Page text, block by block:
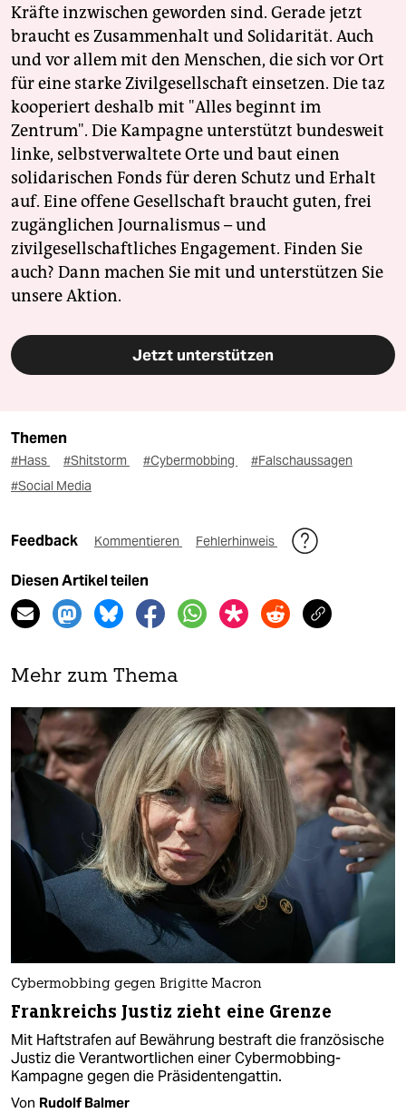
Kräfte inzwischen geworden sind. Gerade jetzt
braucht es Zusammenhalt und Solidarität. Auch
und vor allem mit den Menschen, die sich vor Ort
für eine starke Zivilgesellschaft einsetzen. Die taz
kooperiert deshalb mit "Alles beginnt im
Zentrum". Die Kampagne unterstützt bundesweit
linke, selbstverwaltete Orte und baut einen
solidarischen Fonds für deren Schutz und Erhalt
auf. Eine offene Gesellschaft braucht guten, frei
zugänglichen Journalismus – und
zivilgesellschaftliches Engagement. Finden Sie
auch? Dann machen Sie mit und unterstützen Sie
unsere Aktion.
Jetzt unterstützen
Themen
#Hass #Shitstorm #Cybermobbing
#Falschaussagen
#Social Media
Feedback Kommentieren Fehlerhinweis
Diesen Artikel teilen
Mehr zum Thema
Cybermobbing gegen Brigitte Macron
Frankreichs Justiz zieht eine Grenze
Mit Haftstrafen auf Bewährung bestraft die französische
Justiz die Verantwortlichen einer Cybermobbing-
Kampagne gegen die Präsidentengattin.
Von Rudolf Balmer